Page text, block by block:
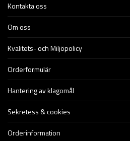
Kontakta oss
Om oss
Kvalitets- och Miljöpolicy
Orderformulär
Hantering av klagomål
Sekretess & cookies
Orderinformation